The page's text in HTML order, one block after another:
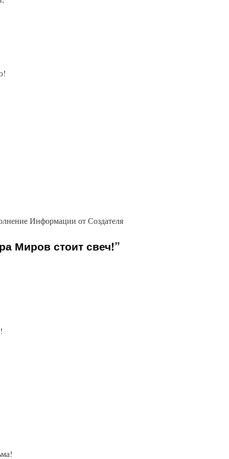
Информации от Создателя
Миров стоит свеч!”